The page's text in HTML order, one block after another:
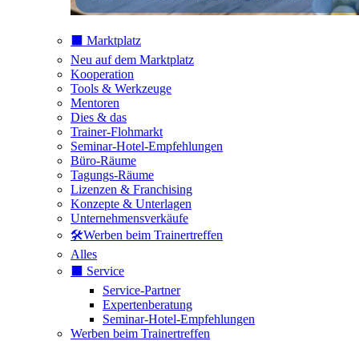
⬛️ Marktplatz
Neu auf dem Marktplatz
Kooperation
Tools & Werkzeuge
Mentoren
Dies & das
Trainer-Flohmarkt
Seminar-Hotel-Empfehlungen
Büro-Räume
Tagungs-Räume
Lizenzen & Franchising
Konzepte & Unterlagen
Unternehmensverkäufe
🛠️Werben beim Trainertreffen
Alles
⬛️ Service
Service-Partner
Expertenberatung
Seminar-Hotel-Empfehlungen
Werben beim Trainertreffen